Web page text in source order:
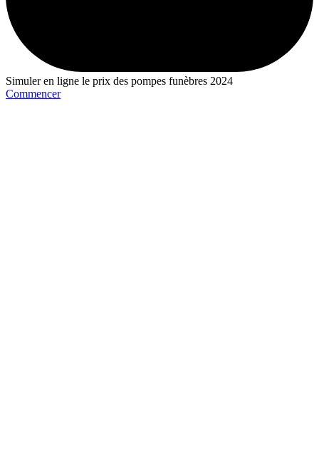
Simuler en ligne le prix des pompes funèbres 2024
Commencer